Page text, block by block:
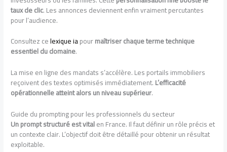
taux de clic. Les annonces deviennent enfin vraiment percutantes
pour l’audience.
Consultez celexique iapourmaîtriser chaque terme technique
essentiel du domaine.
La mise en ligne des mandats s’accélère. Les portails immobiliers
reçoivent des textes optimisés immédiatement.L’efficacité
opérationnelle atteint alors un niveau supérieur.
Guide du prompting pour les professionnels du secteur
Un prompt structuré est vitalen France. Il faut définir un rôle précis et
un contexte clair. L’objectif doit être détaillé pour obtenir un résultat
exploitable.